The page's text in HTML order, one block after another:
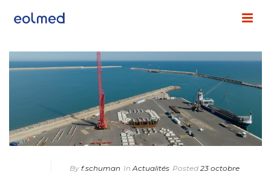
By f.schuman In Actualités Posted 23 octobre